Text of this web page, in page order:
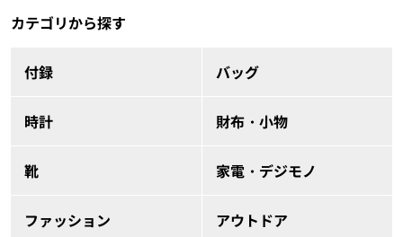
カテゴリから探す
付録 バッグ
時計 財布・小物
靴 家電・デジモノ
ファッション アウトドア